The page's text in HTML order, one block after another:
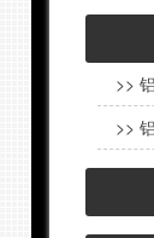
>>
>>